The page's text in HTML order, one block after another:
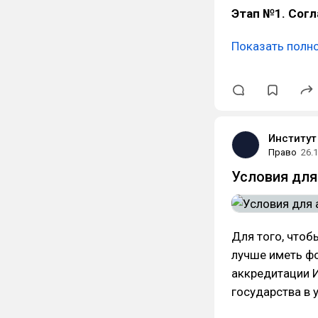
Этап №1.
Показать
Право
Условия
Для того,
лучше иметь
аккредитации
государства в